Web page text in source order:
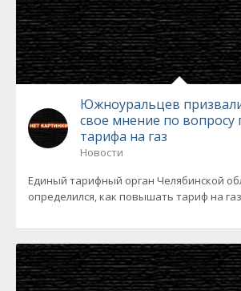
Южноуральцев
свое мнение по
тарифа на газ
Новости
Единый тарифный орган Челябинской
определился, как повышать тариф на